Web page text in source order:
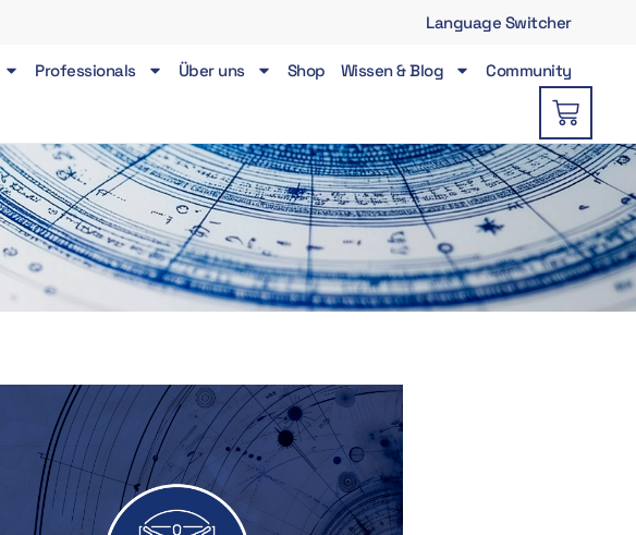
Language Switcher
Professionals Über uns Shop Wissen & Blog Community